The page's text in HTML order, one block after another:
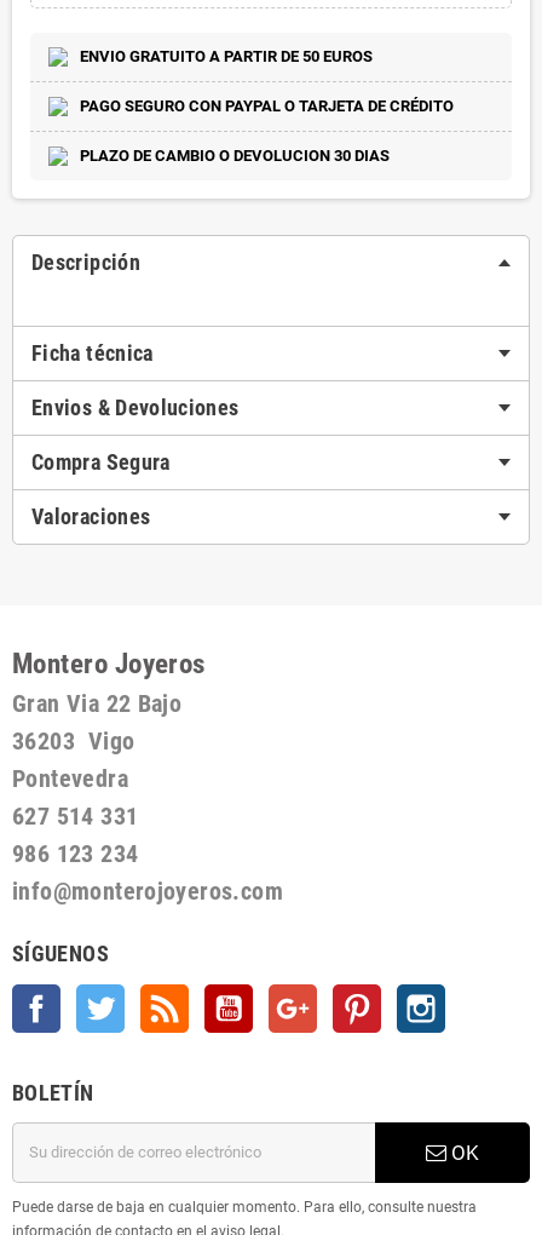
ENVIO GRATUITO A PARTIR DE 50 EUROS
PAGO SEGURO CON PAYPAL O TARJETA DE CRÉDITO
PLAZO DE CAMBIO O DEVOLUCION 30 DIAS
Descripción
Ficha técnica
Envios & Devoluciones
Compra Segura
Valoraciones
Montero Joyeros
Gran Via 22 Bajo
36203 Vigo
Pontevedra
627 514 331
986 123 234
info@monterojoyeros.com
SÍGUENOS
Facebook Twitter YouTube Google + Pinterest
BOLETÍN
OK
Puede darse de baja en cualquier momento. Para ello, consulte nuestra
información de contacto en el aviso legal.